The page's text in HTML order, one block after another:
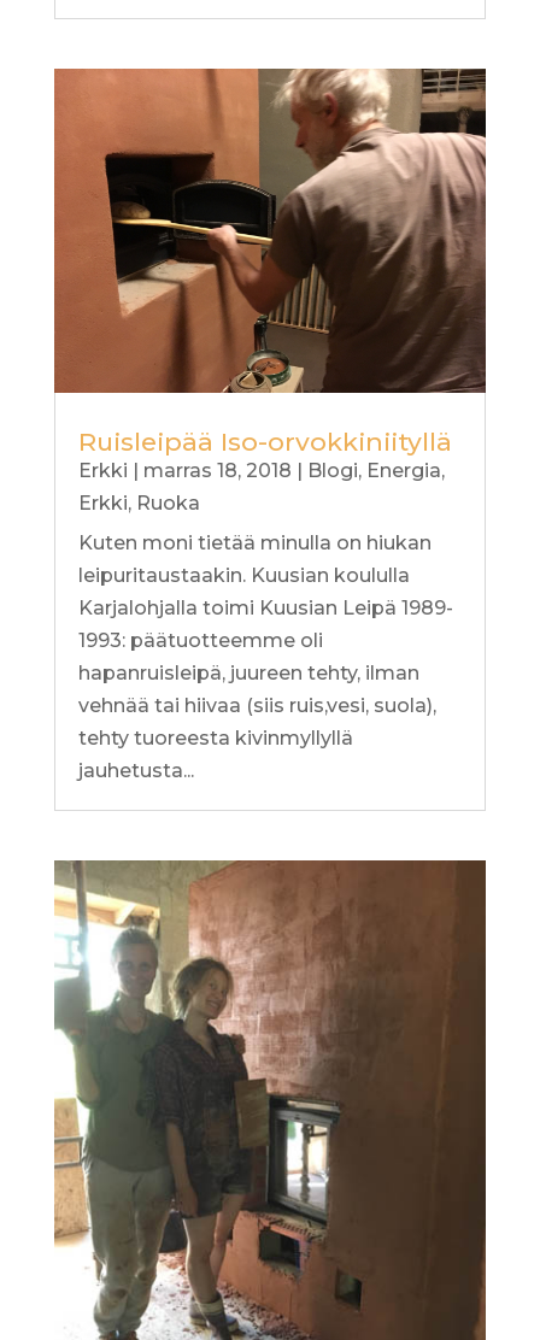
Ruisleipää Iso-orvokkiniityllä
Erkki marras 18, 2018 Blogi, Energia,
Erkki, Ruoka
Kuten moni tietää minulla on hiukan
leipuritaustaakin. Kuusian koululla
Karjalohjalla toimi Kuusian Leipä 1989-
1993: päätuotteemme oli
hapanruisleipä, juureen tehty, ilman
vehnää tai hiivaa (siis ruis,vesi, suola),
tehty tuoreesta kivinmyllyllä
jauhetusta...